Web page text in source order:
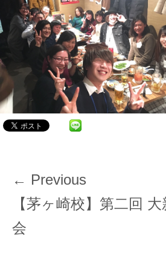
e
d
n
h
o
r
投
稿
ナ
ビ
← Previous
Previous
post:
【茅ヶ崎校】第二回 大
会